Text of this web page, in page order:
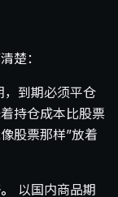
楚：
，到期必须平仓
持仓成本比股票
股票那样”放着
以国内商品期